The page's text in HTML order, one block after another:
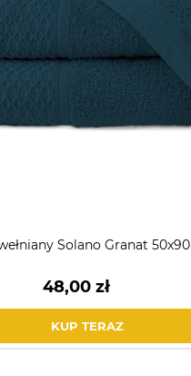
Solano Granat 50x90
48,00 zł
KUP TERAZ